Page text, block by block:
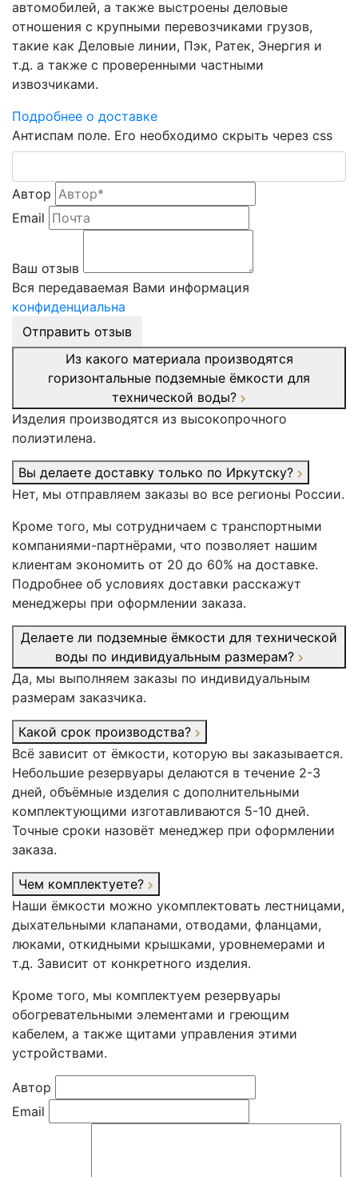
автомобилей, а также выстроены деловые
отношения с крупными перевозчиками грузов,
такие как Деловые линии, Пэк, Ратек, Энергия и
т.д. а также с проверенными частными
извозчиками.
Подробнее о доставке
Антиспам поле. Его необходимо скрыть через css
Автор
Email
Ваш отзыв
Вся передаваемая Вами информация
конфиденциальна
Отправить отзыв
Из какого материала производятся
горизонтальные подземные ёмкости для
технической воды?
Изделия производятся из высокопрочного
полиэтилена.
Вы делаете доставку только по Иркутску?
Нет, мы отправляем заказы во все регионы России.
Кроме того, мы сотрудничаем с транспортными
компаниями-партнёрами, что позволяет нашим
клиентам экономить от 20 до 60% на доставке.
Подробнее об условиях доставки расскажут
менеджеры при оформлении заказа.
Делаете ли подземные ёмкости для технической
воды по индивидуальным размерам?
Да, мы выполняем заказы по индивидуальным
размерам заказчика.
Какой срок производства?
Всё зависит от ёмкости, которую вы заказывается.
Небольшие резервуары делаются в течение 2-3
дней, объёмные изделия с дополнительными
комплектующими изготавливаются 5-10 дней.
Точные сроки назовёт менеджер при оформлении
заказа.
Чем комплектуете?
Наши ёмкости можно укомплектовать лестницами,
дыхательными клапанами, отводами, фланцами,
люками, откидными крышками, уровнемерами и
т.д. Зависит от конкретного изделия.
Кроме того, мы комплектуем резервуары
обогревательными элементами и греющим
кабелем, а также щитами управления этими
устройствами.
Автор
Email